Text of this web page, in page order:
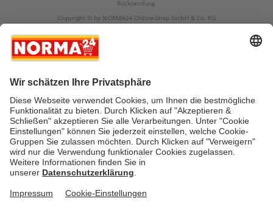
Rücksendung
Copyright © by NORMA24 Online-Shop GmbH & Co. KG